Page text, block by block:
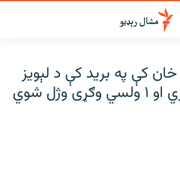
کې په برید کې د لېویز
ځواک ۴ سرتېري او ۱ ولسي وګړی وژل شوي